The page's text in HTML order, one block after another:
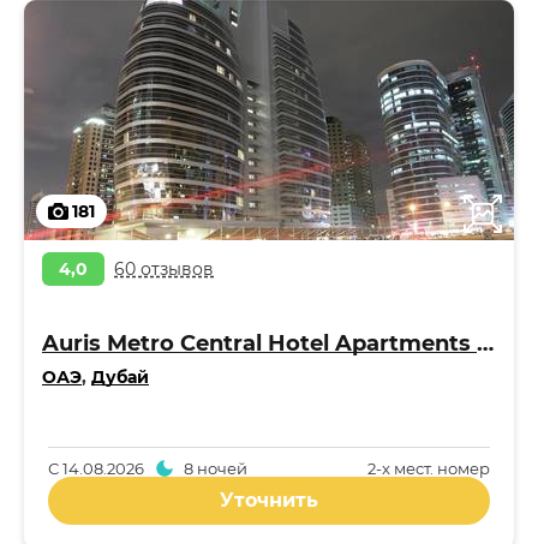
181
4,0 60 отзывов
Auris Metro Central Hotel Apartments 4*
ОАЭ, Дубай
2-x мест. номер
С14.08.2026 8 ночей
Уточнить